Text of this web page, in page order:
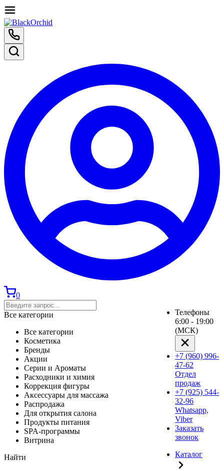
0
Все категории
Все категории
Косметика
Бренды
Акции
Серии и Ароматы
Расходники и химия
Коррекция фигуры
Аксессуары для массажа
Распродажа
Для открытия салона
Продукты питания
SPA-программы
Витрина
Найти
Телефоны
6:00 - 19:00
(МСК)
+7 (960) 996-
47-62
Отдел
продаж
+7 (925) 544-
32-96
Whatsapp,
Viber
Заказать
звонок
Каталог